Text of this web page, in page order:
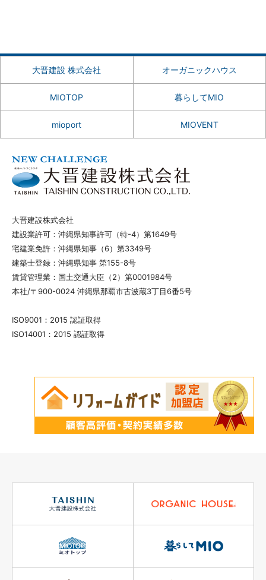
大晋建設 株式会社 オーガニックハウス
MIOTOP 暮らしてMIO
mioport MIOVENT
大晋建設株式会社
建設業許可：沖縄県知事許可（特-4）第1649号
宅建業免許：沖縄県知事（6）第3349号
建築士登録：沖縄県知事 第155-8号
賃貸管理業：国土交通大臣（2）第0001984号
本社/〒900-0024 沖縄県那覇市古波蔵3丁目6番5号
ISO9001：2015 認証取得
ISO14001：2015 認証取得